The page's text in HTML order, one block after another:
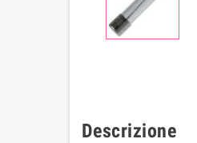
Descrizione